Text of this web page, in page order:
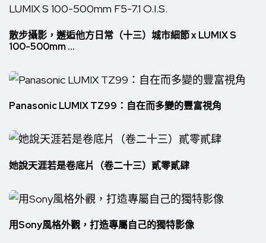
散步攝影，邂逅他方日常（十三）城市細節 x LUMIX S
100-500mm ...
Panasonic LUMIX TZ99：自在而多變的豐富視角
她說天涯若是卷底片（卷二十三）貳零貳肆
用Sony風格外觀，打造專屬自己的獨特影像